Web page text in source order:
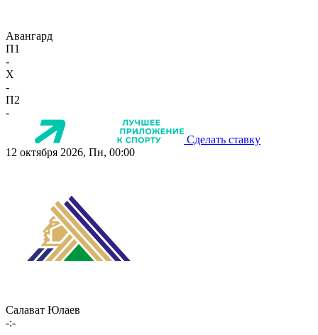
Авангард
П1
-
X
-
П2
-
Сделать ставку
12 октября 2026, Пн, 00:00
Салават Юлаев
-:-